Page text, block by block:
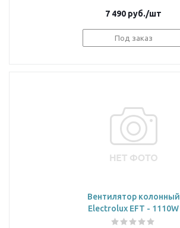
7 490 руб./шт
Под заказ
Вентилятор колонный
Electrolux EFT - 1110W